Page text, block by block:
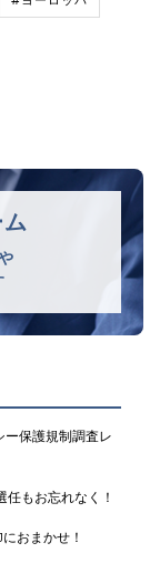
ー保護規制調査レ
もお忘れなく！
おまかせ！